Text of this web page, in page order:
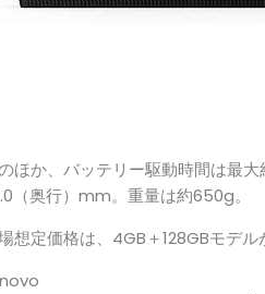
ほか、バッテリー駆動時間は最
（奥行）mm。重量は約650g。
想定価格は、4GB＋128GBモデ